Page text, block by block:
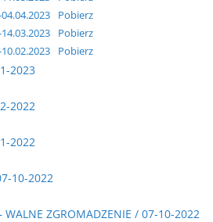
Pobierz
Pobierz
Pobierz
2023
2022
2022
10-2022
WALNE ZGROMADZENIE / 07-10-2022